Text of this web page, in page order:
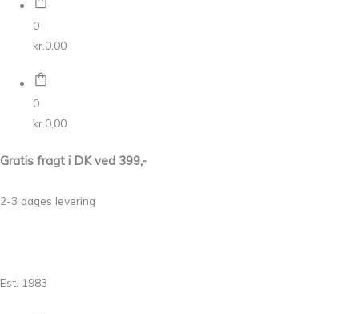
0
kr. 0,00
0
kr. 0,00
Gratis fragt i DK ved 399,-
2-3 dages levering
Est. 1983